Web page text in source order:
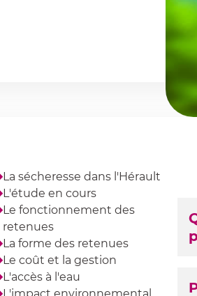
La sécheresse dans l'Hérault
L'étude en cours
Le fonctionnement des
retenues
La forme des retenues
Le coût et la gestion
L'accès à l'eau